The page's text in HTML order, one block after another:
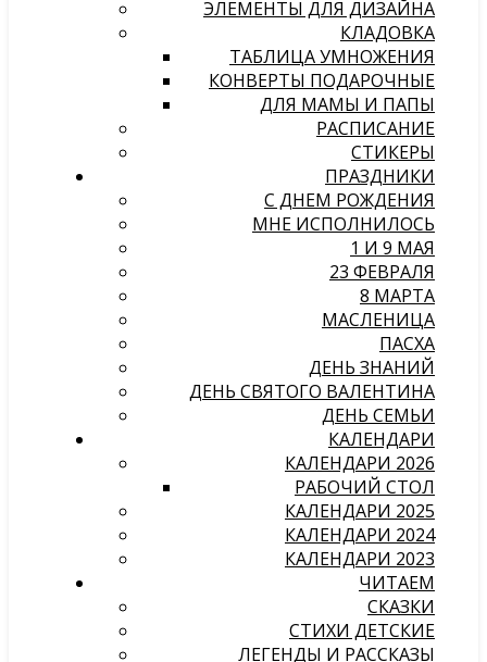
ЭЛЕМЕНТЫ ДЛЯ ДИЗАЙНА
КЛАДОВКА
ТАБЛИЦА УМНОЖЕНИЯ
КОНВЕРТЫ ПОДАРОЧНЫЕ
ДЛЯ МАМЫ И ПАПЫ
РАСПИСАНИЕ
СТИКЕРЫ
ПРАЗДНИКИ
С ДНЕМ РОЖДЕНИЯ
МНЕ ИСПОЛНИЛОСЬ
1 И 9 МАЯ
23 ФЕВРАЛЯ
8 МАРТА
МАСЛЕНИЦА
ПАСХА
ДЕНЬ ЗНАНИЙ
ДЕНЬ СВЯТОГО ВАЛЕНТИНА
ДЕНЬ СЕМЬИ
КАЛЕНДАРИ
КАЛЕНДАРИ 2026
РАБОЧИЙ СТОЛ
КАЛЕНДАРИ 2025
КАЛЕНДАРИ 2024
КАЛЕНДАРИ 2023
ЧИТАЕМ
СКАЗКИ
СТИХИ ДЕТСКИЕ
ЛЕГЕНДЫ И РАССКАЗЫ